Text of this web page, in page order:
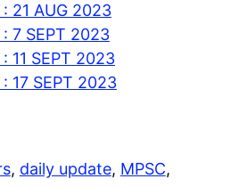
: 21 AUG 2023
: 7 SEPT 2023
: 11 SEPT 2023
: 17 SEPT 2023
, daily update, MPSC,